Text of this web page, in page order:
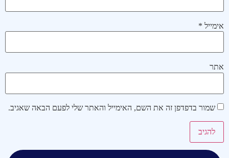
אימייל *
אתר
שמור בדפדפן זה את השם, האימייל והאתר שלי לפעם הבאה שאגיב.